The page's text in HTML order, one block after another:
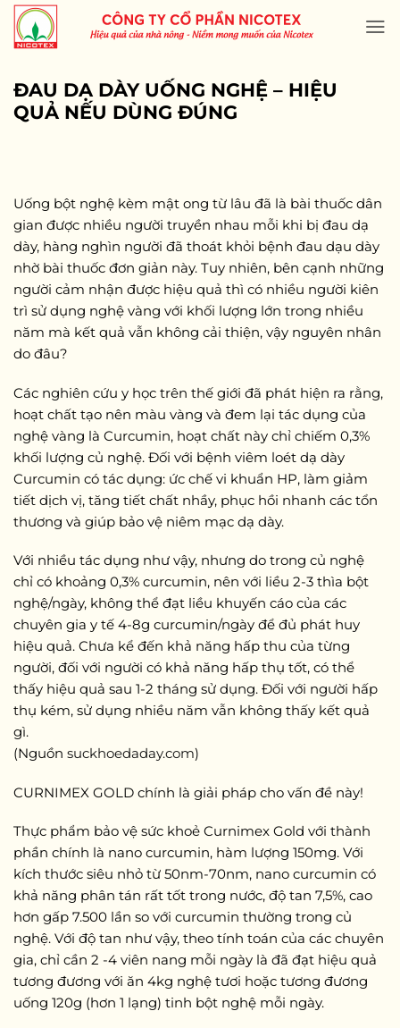
Skip
content
ĐAU DẠ DÀY UỐNG NGHỆ – HIỆU
QUẢ NẾU DÙNG ĐÚNG
Uống bột nghệ kèm mật ong từ lâu đã là bài thuốc dân
gian được nhiều người truyền nhau mỗi khi bị đau dạ
dày, hàng nghìn người đã thoát khỏi bệnh đau dạu dày
nhờ bài thuốc đơn giản này. Tuy nhiên, bên cạnh những
người cảm nhận được hiệu quả thì có nhiều người kiên
trì sử dụng nghệ vàng với khối lượng lớn trong nhiều
năm mà kết quả vẫn không cải thiện, vậy nguyên nhân
do đâu?
Các nghiên cứu y học trên thế giới đã phát hiện ra rằng,
hoạt chất tạo nên màu vàng và đem lại tác dụng của
nghệ vàng là Curcumin, hoạt chất này chỉ chiếm 0,3%
khối lượng củ nghệ. Đối với bệnh viêm loét dạ dày
Curcumin có tác dụng: ức chế vi khuẩn HP, làm giảm
tiết dịch vị, tăng tiết chất nhầy, phục hồi nhanh các tổn
thương và giúp bảo vệ niêm mạc dạ dày.
Với nhiều tác dụng như vậy, nhưng do trong củ nghệ
chỉ có khoảng 0,3% curcumin, nên với liều 2-3 thìa bột
nghệ/ngày, không thể đạt liều khuyến cáo của các
chuyên gia y tế 4-8g curcumin/ngày để đủ phát huy
hiệu quả. Chưa kể đến khả năng hấp thu của từng
người, đối với người có khả năng hấp thụ tốt, có thể
thấy hiệu quả sau 1-2 tháng sử dụng. Đối với người hấp
thụ kém, sử dụng nhiều năm vẫn không thấy kết quả
gì.
(Nguồn suckhoedaday.com)
CURNIMEX GOLD chính là giải pháp cho vấn đề này!
Thực phẩm bảo vệ sức khoẻ Curnimex Gold với thành
phần chính là nano curcumin, hàm lượng 150mg. Với
kích thước siêu nhỏ từ 50nm-70nm, nano curcumin có
khả năng phân tán rất tốt trong nước, độ tan 7,5%, cao
hơn gấp 7.500 lần so với curcumin thường trong củ
nghệ. Với độ tan như vậy, theo tính toán của các chuyên
gia, chỉ cần 2 -4 viên nang mỗi ngày là đã đạt hiệu quả
tương đương với ăn 4kg nghệ tươi hoặc tương đương
uống 120g (hơn 1 lạng) tinh bột nghệ mỗi ngày.